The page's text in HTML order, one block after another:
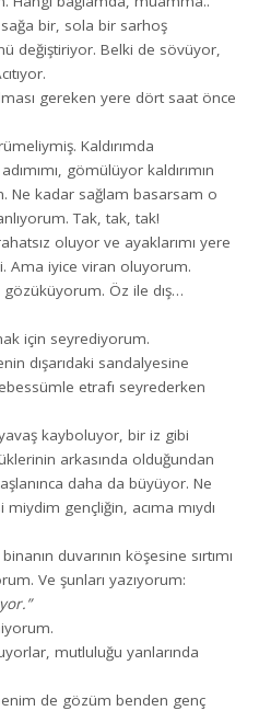
bir, sola bir sarhoş
değiştiriyor. Belki de sövüyor,
gereken yere dört saat önce
Kaldırımda
gömülüyor kaldırımın
Ne kadar sağlam basarsam o
Tak, tak, tak!
oluyor ve ayaklarımı yere
Ama iyice viran oluyorum.
gözüküyorum. Öz ile dış…
için seyrediyorum.
dışarıdaki sandalyesine
etrafı seyrederken
kayboluyor, bir iz gibi
arkasında olduğundan
daha da büyüyor. Ne
miydim gençliğin, acıma mıydı
duvarının köşesine sırtımı
Ve şunları yazıyorum:
mutluluğu yanlarında
de gözüm benden genç